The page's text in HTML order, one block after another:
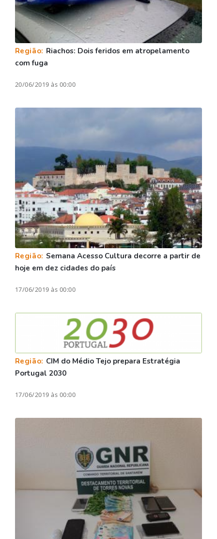
Região: Riachos: Dois feridos em atropelamento
com fuga
20/06/2019 às 00:00
Região: Semana Acesso Cultura decorre a partir de
hoje em dez cidades do país
17/06/2019 às 00:00
Região: CIM do Médio Tejo prepara Estratégia
Portugal 2030
17/06/2019 às 00:00